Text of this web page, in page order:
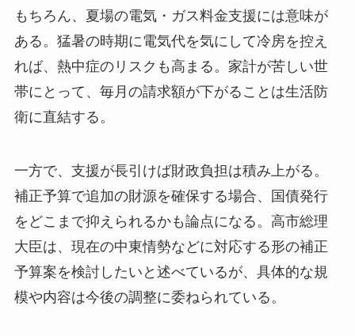
もちろん、夏場の電気・ガス料金支援には意味が
ある。猛暑の時期に電気代を気にして冷房を控え
れば、熱中症のリスクも高まる。家計が苦しい世
帯にとって、毎月の請求額が下がることは生活防
衛に直結する。
一方で、支援が長引けば財政負担は積み上がる。
補正予算で追加の財源を確保する場合、国債発行
をどこまで抑えられるかも論点になる。高市総理
大臣は、現在の中東情勢などに対応する形の補正
予算案を検討したいと述べているが、具体的な規
模や内容は今後の調整に委ねられている。